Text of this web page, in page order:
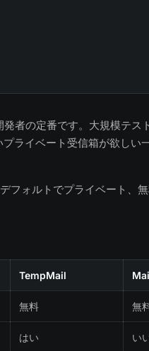
者の定番です。大規模テ
プライベート受信箱が欲し
フォルトでプライベート、無
TempMail
無料 無
はい い